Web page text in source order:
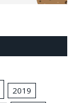
2019